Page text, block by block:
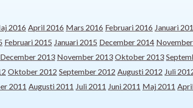
2016 April 2016 Mars 2016 Februari 2016 Januari
Februari 2015 Januari 2015 December 2014
December 2013 November 2013 Oktober 2013
Oktober 2012 September 2012 Augusti 2012 Juli
2011 Augusti 2011 Juli 2011 Juni 2011 Maj 2011